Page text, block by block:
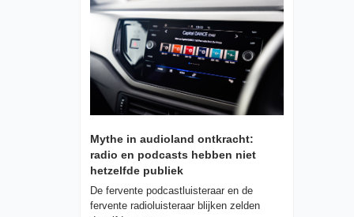
Mythe in audioland ontkracht:
radio en podcasts hebben niet
hetzelfde publiek
De fervente podcastluisteraar en de
fervente radioluisteraar blijken zelden